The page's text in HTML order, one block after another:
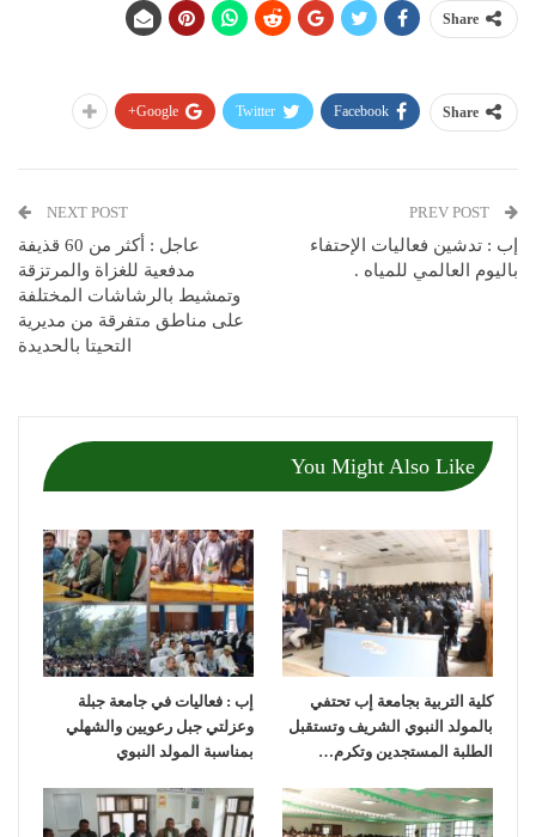
Share
Share
Facebook
Twitter
Google+
إب : تدشين فعاليات الإحتفاء
باليوم العالمي للمياه .
NEXT POST
عاجل : أكثر من 60 قذيفة
مدفعية للغزاة والمرتزقة
وتمشيط بالرشاشات المختلفة
على مناطق متفرقة من مديرية
التحيتا بالحديدة
You Might Also Like
كلية التربية بجامعة إب تحتفي
بالمولد النبوي الشريف وتستقبل
الطلبة المستجدين وتكرم…
إب : فعاليات في جامعة جبلة
وعزلتي جبل رعويين والشهلي
بمناسبة المولد النبوي